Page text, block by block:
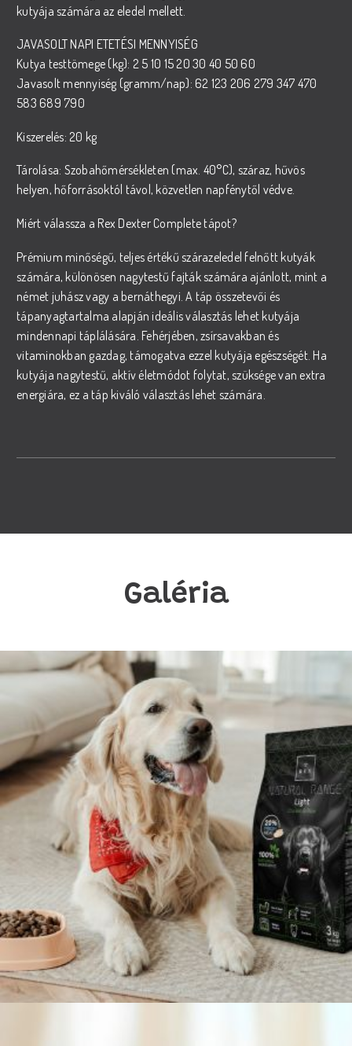
kutyája számára az eledel mellett.
JAVASOLT NAPI ETETÉSI MENNYISÉG
Kutya testtömege (kg): 2 5 10 15 20 30 40 50 60
Javasolt mennyiség (gramm/nap): 62 123 206 279 347 470
583 689 790
Kiszerelés: 20 kg
Tárolása: Szobahőmérsékleten (max. 40°C), száraz, hűvös
helyen, hőforrásoktól távol, közvetlen napfénytől védve.
Miért válassza a Rex Dexter Complete tápot?
Prémium minőségű, teljes értékű szárazeledel felnőtt kutyák
számára, különösen nagytestű fajták számára ajánlott, mint a
német juhász vagy a bernáthegyi. A táp összetevői és
tápanyagtartalma alapján ideális választás lehet kutyája
mindennapi táplálására. Fehérjében, zsírsavakban és
vitaminokban gazdag, támogatva ezzel kutyája egészségét. Ha
kutyája nagytestű, aktív életmódot folytat, szüksége van extra
energiára, ez a táp kiváló választás lehet számára.
Galéria